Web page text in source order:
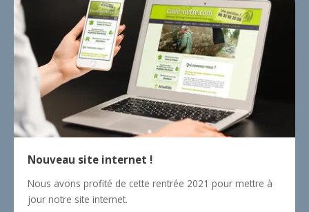
Nouveau site internet !
Nous avons profité de cette rentrée 2021 pour mettre à
jour notre site internet.